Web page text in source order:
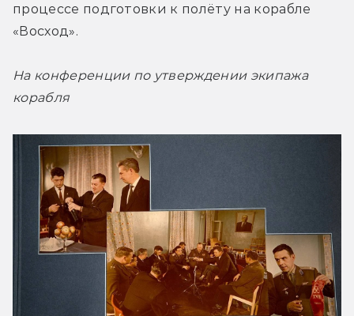
процессе подготовки к полёту на корабле
«Восход».
На конференции по утверждении экипажа
корабля